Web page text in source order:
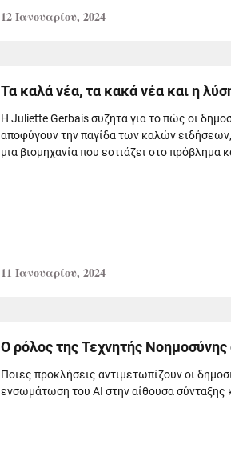
12 Ιανουαρίου, 2024
Τα καλά νέα, τα κακά νέα και η
Η Juliette Gerbais συζητά για το πώς οι
αποφύγουν την παγίδα των καλών
μια βιομηχανία που εστιάζει στο πρόβλημα
11 Ιανουαρίου, 2024
Ο ρόλος της Τεχνητής Νοημοσύνης
Ποιες προκλήσεις αντιμετωπίζουν οι
ενσωμάτωση του AI στην αίθουσα σύνταξης